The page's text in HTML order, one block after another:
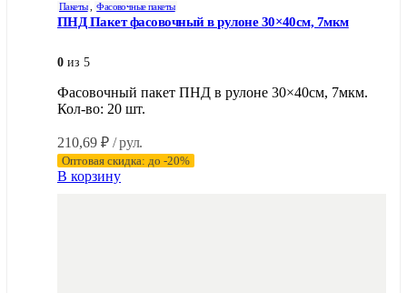
Пакеты, Фасовочные пакеты
ПНД Пакет фасовочный в рулоне 30×40см, 7мкм
0 из 5
Фасовочный пакет ПНД в рулоне 30×40см, 7мкм.
Кол-во: 20 шт.
210,69 ₽ / рул.
Оптовая скидка: до -20%
В корзину